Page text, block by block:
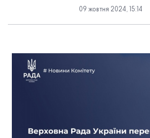
09 жовтня 2024, 15:14